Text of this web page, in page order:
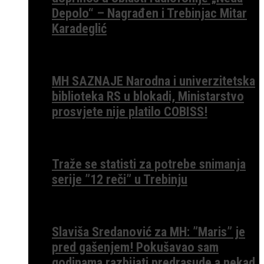
Depolo“ – Nagrađen i Trebinjac Mitar
Karadeglić
MH SAZNAJE Narodna i univerzitetska
biblioteka RS u blokadi, Ministarstvo
prosvjete nije platilo COBISS!
Traže se statisti za potrebe snimanja
serije ”12 reči” u Trebinju
Slaviša Sredanović za MH: ”Maris” je
pred gašenjem! Pokušavao sam